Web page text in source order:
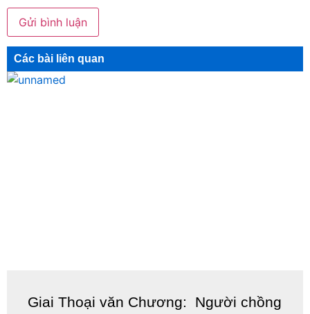
Các bài liên quan
Giai Thoại văn Chương: Người chồng